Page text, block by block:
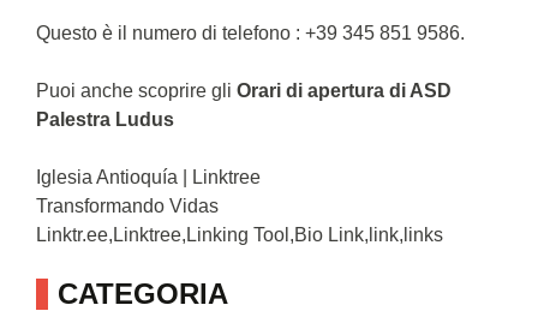
Questo è il numero di telefono : +39 345 851 9586.
Puoi anche scoprire gli Orari di apertura di ASD
Palestra Ludus
Iglesia Antioquía | Linktree
Transformando Vidas
Linktr.ee,Linktree,Linking Tool,Bio Link,link,links
CATEGORIA